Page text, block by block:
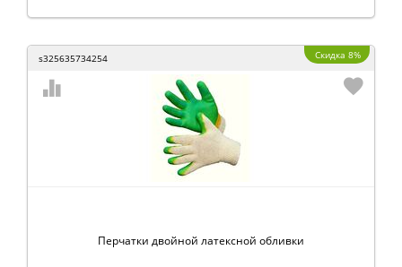
s325635734254 Скидка 8%
Перчатки двойной латексной обливки